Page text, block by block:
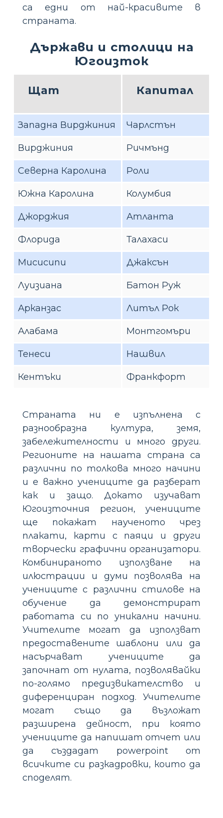
са едни от най-красивите в
страната.
Държави и столици на
Югоизток
Щат Капитал
Западна Вирджиния Чарлстън
Вирджиния Ричмънд
Северна Каролина Роли
Южна Каролина Колумбия
Джорджия Атланта
Флорида Талахаси
Мисисипи Джаксън
Луизиана Батон Руж
Арканзас Литъл Рок
Алабама Монтгомъри
Тенеси Нашвил
Кентъки Франкфорт
Страната ни е изпълнена с
разнообразна култура, земя,
забележителности и много други.
Регионите на нашата страна са
различни по толкова много начини
и е важно учениците да разберат
как и защо. Докато изучават
Югоизточния регион, учениците
ще покажат наученото чрез
плакати, карти с паяци и други
творчески графични организатори.
Комбинираното използване на
илюстрации и думи позволява на
учениците с различни стилове на
обучение да демонстрират
работата си по уникални начини.
Учителите могат да използват
предоставените шаблони или да
насърчават учениците да
започнат от нулата, позволявайки
по-голямо предизвикателство и
диференциран подход. Учителите
могат също да възложат
разширена дейност, при която
учениците да напишат отчет или
да създадат powerpoint от
всичките си разкадровки, които да
споделят.